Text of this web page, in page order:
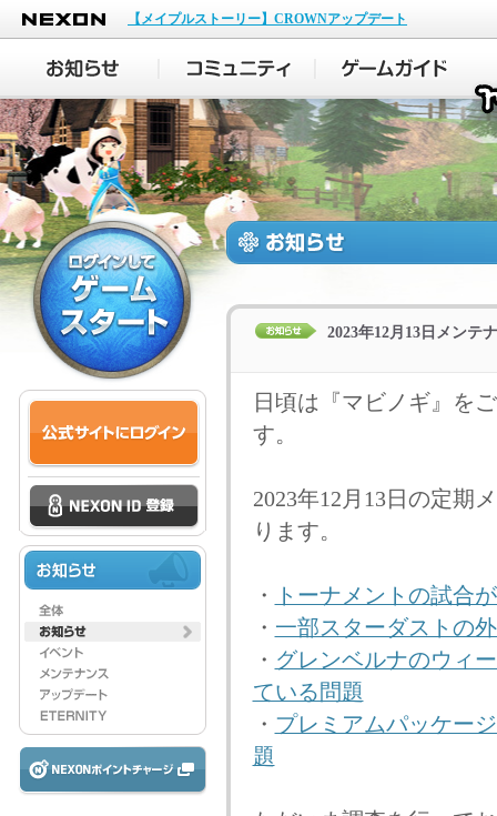
NEXON
【メイプルストーリー】CROWNアップデート
2023年12月13日メンテ
日頃は『マビノギ』を
す。
2023年12月13日の定期
ります。
・
トーナメントの試合
・ 一部スターダストの
・ グレンベルナのウィ
ている問題
・ プレミアムパッケー
題